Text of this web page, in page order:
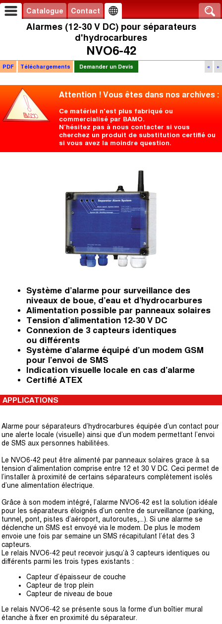
Catalogue Contact
Alarmes (12-30 V DC) pour séparateurs
d'hydrocarbures
NVO6-42
« »
PDF Téléchargements Demander un Devis
Attention ! Vous êtes dans nos archives :
Ce matériel n'est plus fabriqué ou
commercialisé par BAMO.
N’hésitez pas à nous contacter si vous
cherchez un produit de substitution certifié ou
si vous avez la moindre question.
Système d’alarme pour surveillance des
niveaux de boue, d’eau et d’hydrocarbures
Alimentation possible par panneaux solaires
Tension d’alimentation 12-30 V DC
Connexion de 3 capteurs identiques
ou différents
Système d’alarme équipé d’un modem GSM
pour l’envoi de SMS
Indication visuelle locale en cas d’alarme
Certifié ATEX
APPLICATIONS
Alarme pour séparateurs d’hydrocarbures équipée d’un contact pour
une alerte locale (visuelle) ainsi que d’un modem permettant l’envoi
de SMS aux personnes habilitées.
Le NVO6-42 peut être alimenté par panneaux solaires grace à sa
tension d’alimentation comprise entre 12 et 30 V DC. Ceci permet de
l’installer à proximité de certains séparateurs complètement isolés
d’une alimentation électrique.
Grâce à son modem intégré, l’alarme NVO6-42 est la solution idéale
pour les séparateurs éloignés d’un centre de surveillance (parking,
tunnel, pont, pistes d’aéroport, autoroutes,...). Si une alarme se
déclenche un SMS est envoyé via le modem. De plus le modem
envoie une fois par semaine un SMS récapitulant l’état des 3
capteurs.
Le relais NVO6-42 peut recevoir jusqu’à 3 capteurs identiques ou
différents parmi les trois types existants :
Capteur d’épaisseur de couche
Capteur de trop plein
Capteur de niveau de boue
Le relais NVO6-42 se présente sous la forme d’un boîtier mural
étanche à fixer en proximité du séparateur.